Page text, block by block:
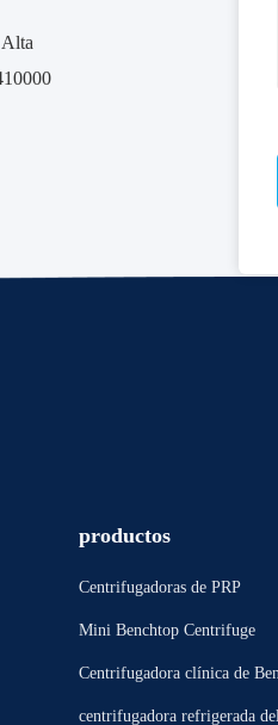
productos
Centrifugadoras de PRP
Mini Benchtop Centrifuge
Centrifugadora clínica de
centrifugadora refrigerada